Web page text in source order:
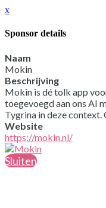
x
Sponsor details
Naam
Mokin
Beschrijving
Mokin is dé tolk app
toegevoegd aan ons AI
Tygrina in deze
Website
https://mokin.nl/
Sluiten